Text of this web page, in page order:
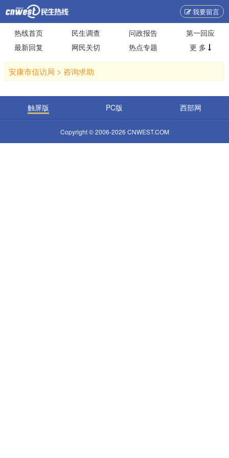
我要留言
热线首页 民生调查 问政报告
第一回应
最新回复
网民关切 热点专题 更 多
安康市信访局 > 咨询求助
触屏版 PC版 西部网
Copyright © 2006-2026 CNWEST.COM